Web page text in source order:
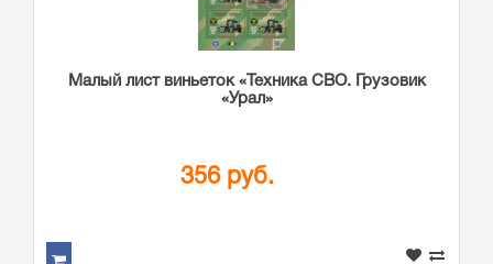
Малый лист виньеток «Техника СВО. Грузовик
«Урал»
356 руб.